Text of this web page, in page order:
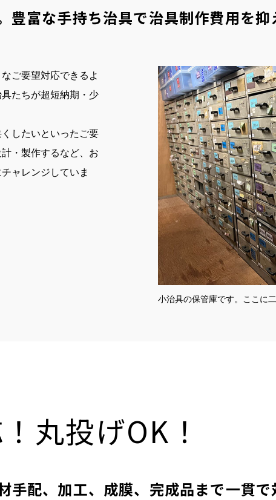
豊富な手持ち治具で治具制作費用を抑
ご要望対応できるよ
たちが超短納期・少
したいといったご要
・製作するなど、お
ャレンジしていま
小治具の保管庫です。ここに
丸投げOK！
配、加工、成膜、完成品まで一貫で